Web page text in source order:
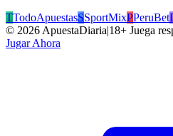
TTodoApuestasSSportMixPPeruBet
© 2026 ApuestaDiaria|18+ Juega
Jugar Ahora